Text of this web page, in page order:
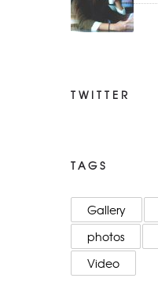
TWITTER
TAGS
Gallery
photos
Video